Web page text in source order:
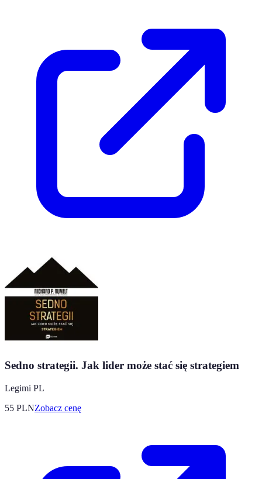
Sedno strategii. Jak lider może stać się strategiem
Legimi PL
55 PLNZobacz cenę